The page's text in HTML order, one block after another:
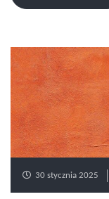
30 stycznia 2025